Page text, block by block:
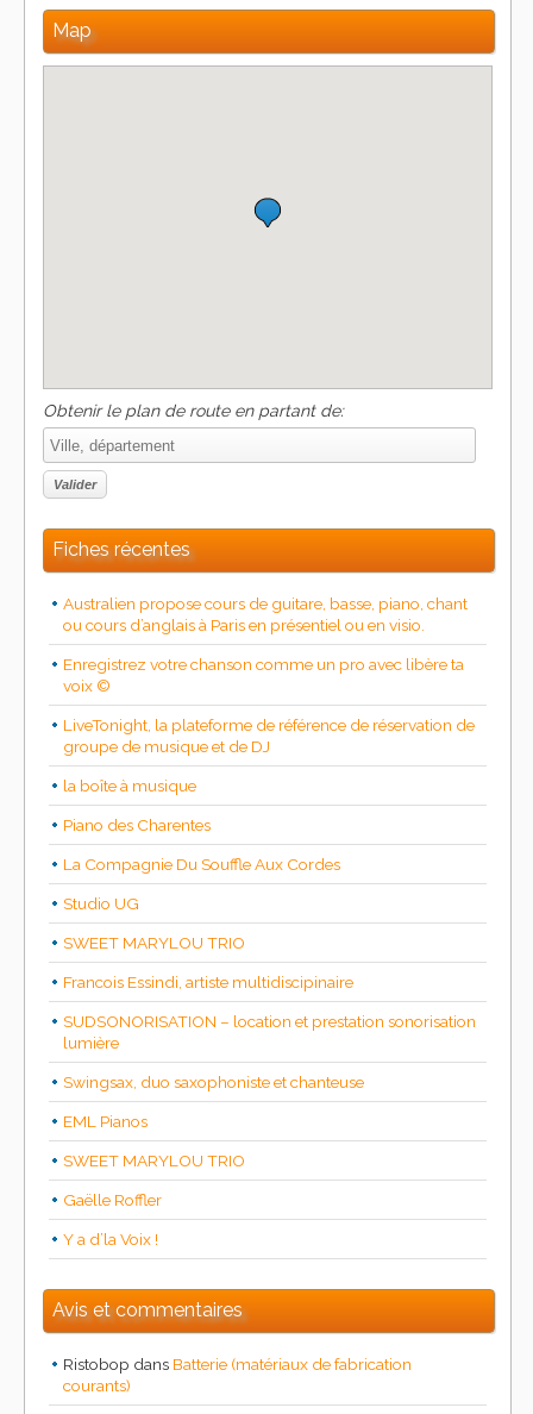
Map
Obtenir le plan de route en partant de:
Fiches récentes
Australien propose cours de guitare, basse, piano, chant
ou cours d’anglais à Paris en présentiel ou en visio.
Enregistrez votre chanson comme un pro avec libère ta
voix ©
LiveTonight, la plateforme de référence de réservation de
groupe de musique et de DJ
la boîte à musique
Piano des Charentes
La Compagnie Du Souffle Aux Cordes
Studio UG
SWEET MARYLOU TRIO
Francois Essindi, artiste multidiscipinaire
SUDSONORISATION – location et prestation sonorisation
lumière
Swingsax, duo saxophoniste et chanteuse
EML Pianos
SWEET MARYLOU TRIO
Gaëlle Roffler
Y a d’la Voix !
Avis et commentaires
Ristobop dans Batterie (matériaux de fabrication
courants)